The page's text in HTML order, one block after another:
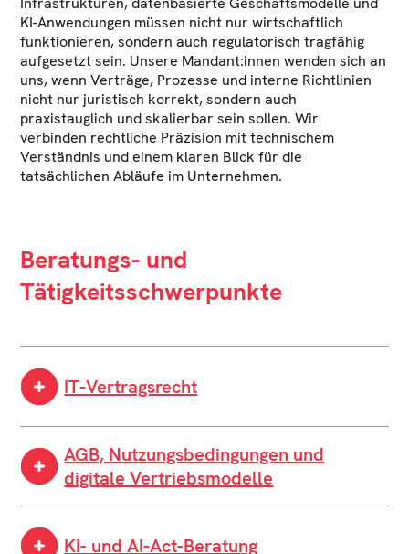
KI-Anwendungen müssen nicht nur wirtschaftlich
funktionieren, sondern auch regulatorisch tragfähig
aufgesetzt sein. Unsere Mandant:innen wenden sich an
uns, wenn Verträge, Prozesse und interne Richtlinien
nicht nur juristisch korrekt, sondern auch
praxistauglich und skalierbar sein sollen. Wir
verbinden rechtliche Präzision mit technischem
Verständnis und einem klaren Blick für die
tatsächlichen Abläufe im Unternehmen.
Beratungs- und
Tätigkeitsschwerpunkte
IT-Vertragsrecht
Software-, SaaS-, Lizenz-, Wartungs-, Projekt- und
Outsourcingverträgen – mit Blick auf
Leistungsbeschreibung, Abnahme, SLA, Haftung,
Nutzungsrechte und Skalierbarkeit.
AGB, Nutzungsbedingungen und
digitale Vertriebsmodelle
Plattformbedingungen, Nutzungsvereinbarungen,
KI- und AI-Act-Beratung